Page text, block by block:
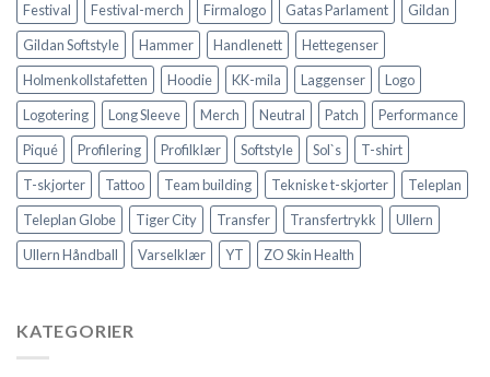
Festival
Festival-merch Firmalogo Gatas Parlament
Gildan
Gildan Softstyle
Hammer Handlenett
Hettegenser
Holmenkollstafetten
Hoodie KK-mila Laggenser
Logo
Logotering
Long Sleeve Merch Neutral Patch
Performance
Piqué
Profilering Profilklær Softstyle Sol`s
T-shirt
T-skjorter
Tattoo Team building Tekniske t-skjorter
Teleplan
Teleplan Globe
Tiger City Transfer Transfertrykk
Ullern
Ullern Håndball
Varselklær YT ZO Skin Health
KATEGORIER